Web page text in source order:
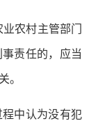
农村主管部门
责任的，应当
。
中认为没有犯